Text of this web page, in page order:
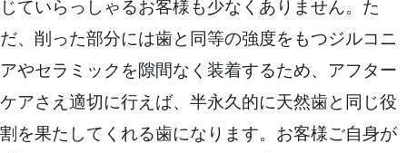
じていらっしゃるお客様も少なくありません。た
だ、削った部分には歯と同等の強度をもつジルコニ
アやセラミックを隙間なく装着するため、アフター
ケアさえ適切に行えば、半永久的に天然歯と同じ役
割を果たしてくれる歯になります。お客様ご自身が